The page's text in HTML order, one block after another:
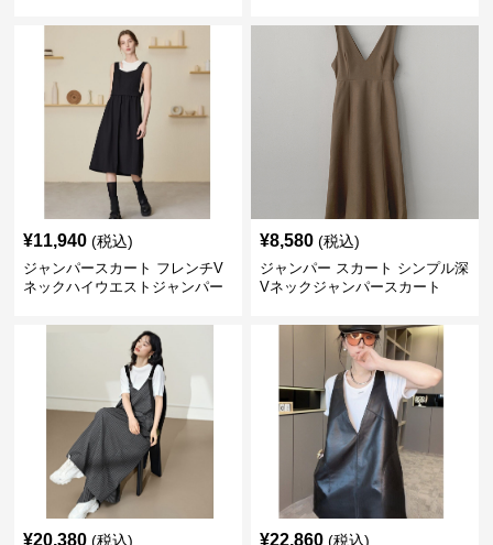
¥11,940 (税込)
ジャンパースカート フレンチV
ネックハイウエストジャンパー
¥8,580 (税込)
ジャンパー スカート シンプル深
Vネックジャンパースカート
¥20,380 (税込) ¥22,860 (税込)